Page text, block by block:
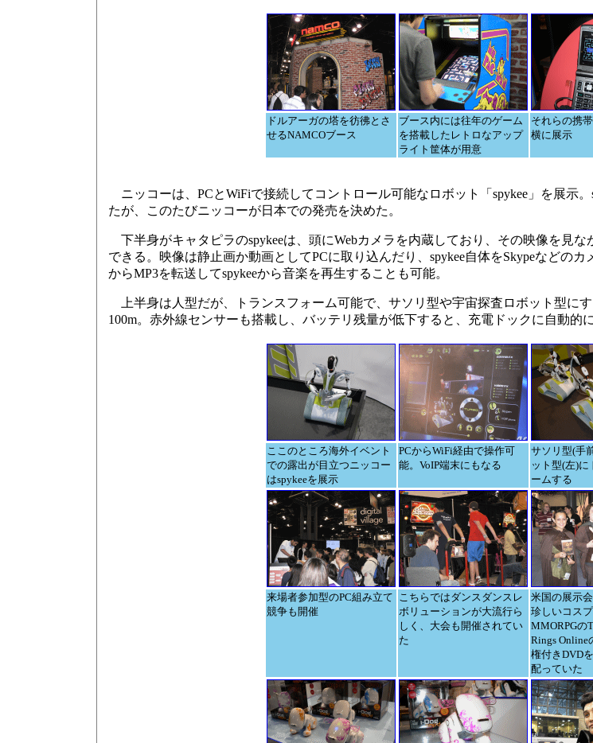
ドルアーガの塔を彷彿とさ
せるNAMCOブース
ブース内には往年のゲーム
を搭載したレトロなアップ
ライト筐体が用意
それらの携
横に展示
ニッコーは、PCとWiFiで接続してコントロール可能なロボット「spykee」を展示
たが、このたびニッコーが日本での発売を決めた。
下半身がキャタピラのspykeeは、頭にWebカメラを内蔵しており、その映像を見
できる。映像は静止画か動画としてPCに取り込んだり、spykee自体をSkypeなどの
からMP3を転送してspykeeから音楽を再生することも可能。
上半身は人型だが、トランスフォーム可能で、サソリ型や宇宙探査ロボット型に
100m。赤外線センサーも搭載し、バッテリ残量が低下すると、充電ドックに自動的
ここのところ海外イベント
での露出が目立つニッコー
はspykeeを展示
PCからWiFi経由で操作可
能。VoIP端末にもなる
サソリ型(手
ット型(左)に
ームする
来場者参加型のPC組み立て
競争も開催
こちらではダンスダンスレ
ボリューションが大流行ら
しく、大会も開催されてい
た
米国の展示
珍しいコス
MMORPGの
Rings Online
権付きDVD
配っていた